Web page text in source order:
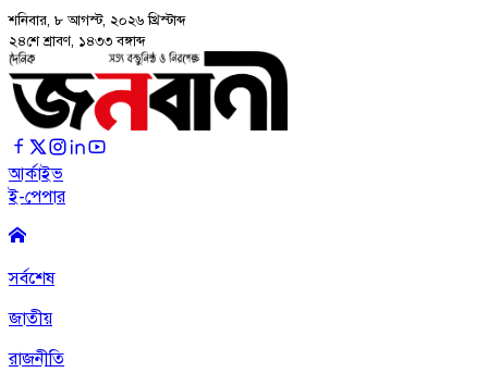
শনিবার, ৮ আগস্ট, ২০২৬ খ্রিস্টাব্দ
২৪শে শ্রাবণ, ১৪৩৩ বঙ্গাব্দ
আর্কাইভ
ই-পেপার
সর্বশেষ
জাতীয়
রাজনীতি